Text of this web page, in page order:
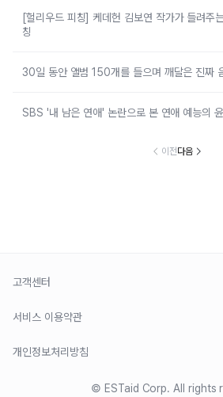
[헐리우드 피칭] 케데헌 김보연 작가가 들려주
칭
30일 동안 앨범 150개를 들으며 깨달은 진짜
SBS '내 남은 연애' 논란으로 본 연애 예능의
이전다음
고객센터
서비스 이용약관
개인정보처리방침
© ESTaid Corp. All rights